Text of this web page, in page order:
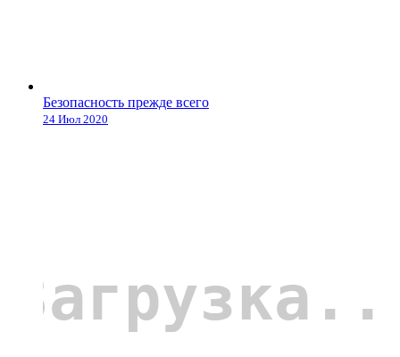
Безопасность прежде всего
24 Июл 2020